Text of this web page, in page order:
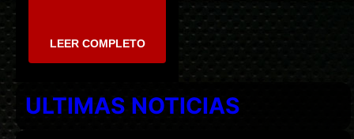
LEER COMPLETO
ULTIMAS NOTICIAS